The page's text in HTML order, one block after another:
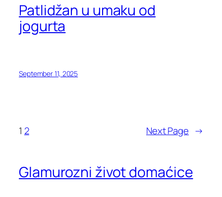
Patlidžan u umaku od
jogurta
September 11, 2025
1 2 Next Page →
Glamurozni život domaćice